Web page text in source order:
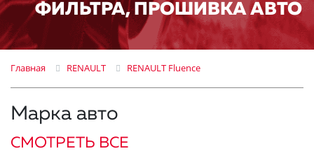
ФИЛЬТРА, ПРОШИВКА АВТО
Главная RENAULT RENAULT Fluence
Марка авто
СМОТРЕТЬ ВСЕ